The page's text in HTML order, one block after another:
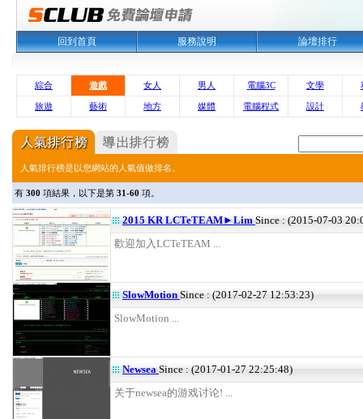
回到首頁 服務說明 論壇排行
綜合 遊戲 女人 男人 電腦3C 文學
旅遊 藝術 地方 媒體 電腦程式 設計
人氣排行榜是以您網站的人氣值做排名。
有 300 項結果，以下是第 31-60 項。
2015 KR LCTeTEAM►Lim Since : (2015-07-03
歡迎加入LCTeTEAM ...
SlowMotion Since : (2017-02-27 12:53:23)
SlowMotion ...
Newsea Since : (2017-01-27 22:25:48)
关于newsea的游戏讨论! ...